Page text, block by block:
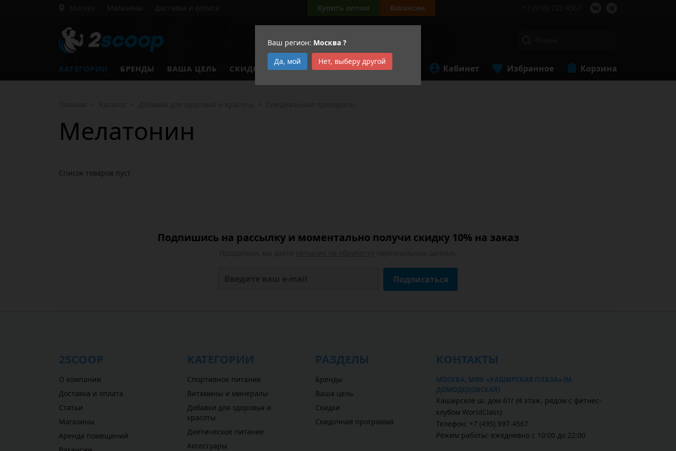
Ваш регион: Москва ?
Да, мой
Нет, выберу другой
Магазины Доставка и оплата Купить оптом Вакансии
КАТЕГОРИИ БРЕНДЫ ВАША ЦЕЛЬ СКИДКИ АКЦИИ Кабинет Избранное Корзина
Мелатонин
Список товаров пуст
Подпишись на рассылку и моментально получи скидку 10% на заказ
Подписаться
2SCOOP
О компании
Доставка и оплата
Статьи
Магазины
Аренда помещений
КАТЕГОРИИ
Спортивное питание
Витамины и минералы
Добавки для здоровья и
красоты
Диетическое питание
Аксессуары
РАЗДЕЛЫ
Бренды
Ваша цель
Скидки
Скидочная программа
КОНТАКТЫ
МОСКВА, МФК «КАШИРСКАЯ ПЛАЗА» (М.
ДОМОДЕДОВСКАЯ)
Каширское ш. дом 61г (4 этаж, рядом с фитнес-
клубом WorldClass)
Телефон: +7 (495) 997-4567
Режим работы: ежедневно с 10:00 до 22:00